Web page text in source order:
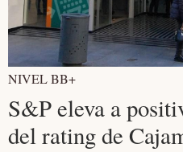
NIVEL BB+
S&P eleva a
del rating de